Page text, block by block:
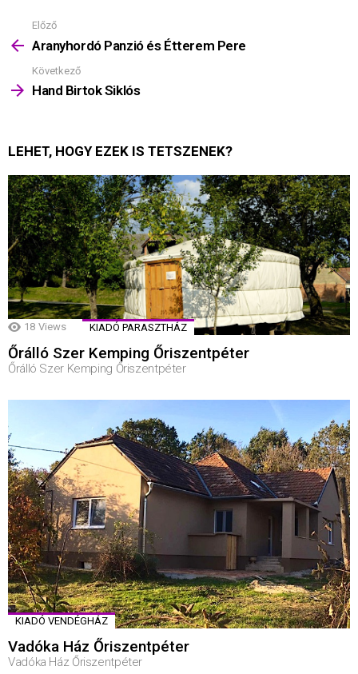
Mutass
többet
Előző
Aranyhordó Panzió és Étterem Pere
Következő
Hand Birtok Siklós
LEHET, HOGY EZEK IS TETSZENEK?
18 Views KIADÓ PARASZTHÁZ
Őrálló Szer Kemping Őriszentpéter
Őrálló Szer Kemping Őriszentpéter
KIADÓ VENDÉGHÁZ
Vadóka Ház Őriszentpéter
Vadóka Ház Őriszentpéter